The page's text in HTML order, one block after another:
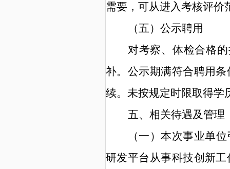
需要， 可从进入考核评价
（五） 公示聘用
对考察、体检合格
补。公示期满符合聘用
续。未按规定时限取得学
五、 相关待遇及管理
（一 ）本次事业单位
研发平台从事科技创新